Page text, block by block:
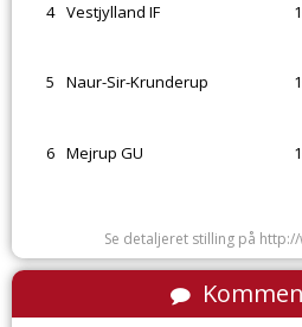
4 Vestjylland IF
5 Naur-Sir-Krunderup
6 Mejrup GU
Se detaljeret stilling på